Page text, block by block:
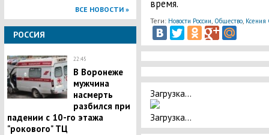
ВСЕ НОВОСТИ »
РОССИЯ
22:45
В Воронеже
мужчина
насмерть
разбился при
падении с 10-го этажа
"рокового" ТЦ
время.
Теги: Новости России Общество, Ксения
Загрузка...
Загрузка...